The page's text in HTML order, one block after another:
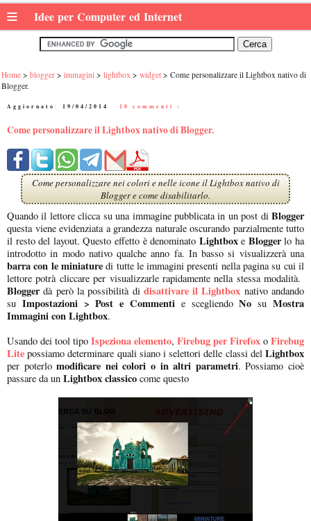
≡ Idee per Computer ed Internet
Home blogger immagini lightbox widget
Come personalizzare il Lightbox nativo di
Blogger.
Aggiornato: 19/04/2014 10 commenti :
Come personalizzare il Lightbox nativo di Blogger.
Come personalizzare nei colori e nelle icone il Lightbox nativo di
Blogger e come disabilitarlo.
Quando il lettore clicca su una immagine pubblicata in un post di Blogger
questa viene evidenziata a grandezza naturale oscurando parzialmente tutto
il resto del layout. Questo effetto è denominato Lightboxe Bloggerlo ha
introdotto in modo nativo qualche anno fa. In basso si visualizzerà una
barra con le miniaturedi tutte le immagini presenti nella pagina su cui il
lettore potrà cliccare per visualizzarle rapidamente nella stessa modalità.
Bloggerdà però la possibilità di disattivare il Lightbox nativo andando
su Impostazioni > Post e Commenti e scegliendoNo suMostra
Immagini con Lightbox.
Usando dei tool tipo Ispeziona elemento, Firebug per Firefox o Firebug
Lite possiamo determinare quali siano i selettori delle classi del Lightbox
per poterlomodificare nei colori o in altri parametri. Possiamo cioè
passare da un Lightbox classico come questo